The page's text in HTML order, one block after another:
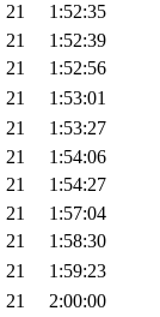
21
1:52:35
21
1:52:39
21
1:52:56
21
1:53:01
21
1:53:27
21
1:54:06
21
1:54:27
21
1:57:04
21
1:58:30
21
1:59:23
21
2:00:00